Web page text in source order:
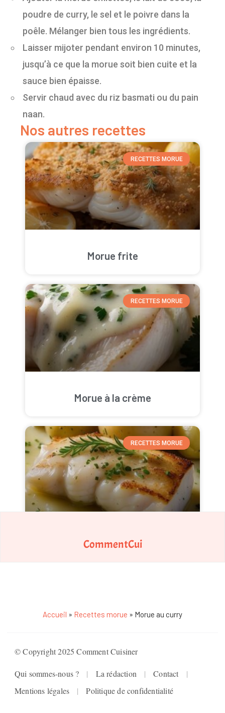
poudre de curry, le sel et le poivre dans la
poêle. Mélanger bien tous les ingrédients.
Laisser mijoter pendant environ 10 minutes,
jusqu’à ce que la morue soit bien cuite et la
sauce bien épaisse.
Servir chaud avec du riz basmati ou du pain
naan.
Nos autres recettes
RECETTES MORUE
Morue frite
RECETTES MORUE
Morue à la crème
RECETTES MORUE
Brandade de morue
CommentCui
Accueil » Recettes morue » Morue au curry
© Copyright 2025 Comment Cuisiner
Qui sommes-nous ? La rédaction
Contact
Mentions légales
Politique de confidentialité